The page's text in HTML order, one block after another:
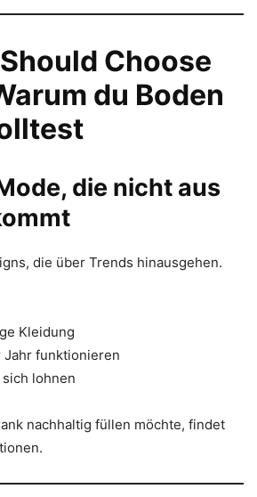
Choose
du Boden
die nicht aus
die über Trends hinausgehen.
Kleidung
funktionieren
lohnen
nachhaltig füllen möchte, findet